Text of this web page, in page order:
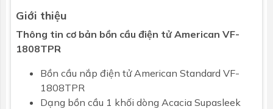
Giới thiệu
Thông tin cơ bản bồn cầu điện tử American VF-
1808TPR
Bồn cầu nắp điện tử American Standard VF-
1808TPR
Dạng bồn cầu 1 khối dòng Acacia Supasleek